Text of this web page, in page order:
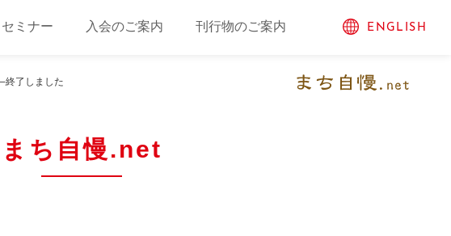
セミナー 入会のご案内 刊行物のご案内 ENGLISH
終了しました
まち自慢.net